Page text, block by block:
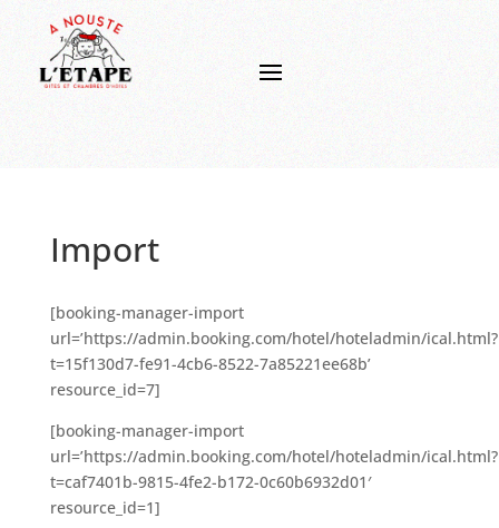
Import
[booking-manager-import
url=’https://admin.booking.com/hotel/hoteladmin/ical.html?
t=15f130d7-fe91-4cb6-8522-7a85221ee68b’
resource_id=7]
[booking-manager-import
url=’https://admin.booking.com/hotel/hoteladmin/ical.html?
t=caf7401b-9815-4fe2-b172-0c60b6932d01′
resource_id=1]